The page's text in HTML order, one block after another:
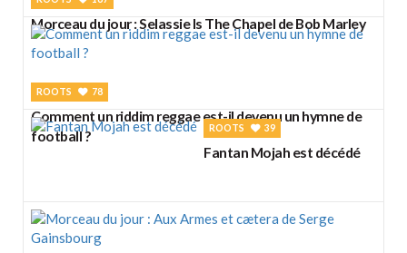
Morceau du jour : Selassie Is The Chapel de Bob Marley
ROOTS 78
Comment un riddim reggae est-il devenu un hymne de
football ?
ROOTS 39
Fantan Mojah est décédé